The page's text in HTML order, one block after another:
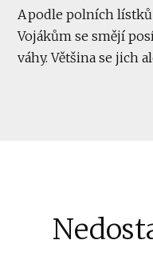
A podle polních
Vojákům se smějí
váhy. Většina se jich